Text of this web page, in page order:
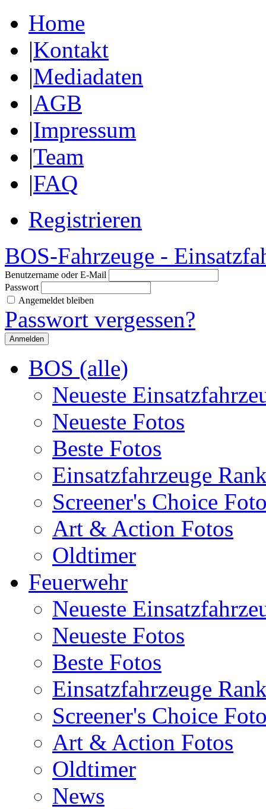
Home
|Kontakt
|Mediadaten
|AGB
|Impressum
|Team
|FAQ
Registrieren
BOS-Fahrzeuge -
Benutzername oder E-Mail
Passwort
Angemeldet bleiben
Passwort vergessen?
BOS (alle)
Neueste
Neueste Fotos
Beste Fotos
Einsatzfahrzeuge
Screener's Choice
Art & Action Fotos
Oldtimer
Feuerwehr
Neueste
Neueste Fotos
Beste Fotos
Einsatzfahrzeuge
Screener's Choice
Art & Action Fotos
Oldtimer
News